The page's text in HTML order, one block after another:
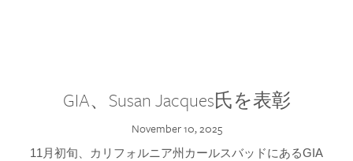
GIA、Susan Jacques氏を表彰
November 10, 2025
11月初旬、カリフォルニア州カールスバッドにあるGIA